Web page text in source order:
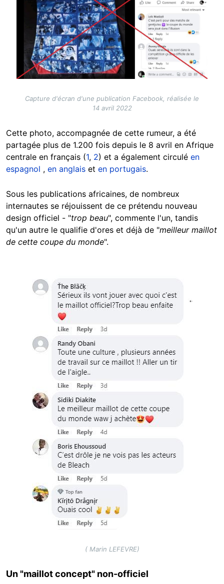
Capture d'écran d'une publication Facebook, réalisée le
14 avril 2022
Cette photo, accompagnée de cette rumeur, a été
partagée plus de 1.200 fois depuis le 8 avril en Afrique
centrale en français (1, 2) et a également circulé en
espagnol , en anglais et en portugais.
Sous les publications africaines, de nombreux
internautes se réjouissent de ce prétendu nouveau
design officiel - "trop beau", commente l'un, tandis
qu'un autre le qualifie d'ores et déjà de "meilleur maillot
de cette coupe du monde".
( Marin LEFEVRE)
Un "maillot concept" non-officiel